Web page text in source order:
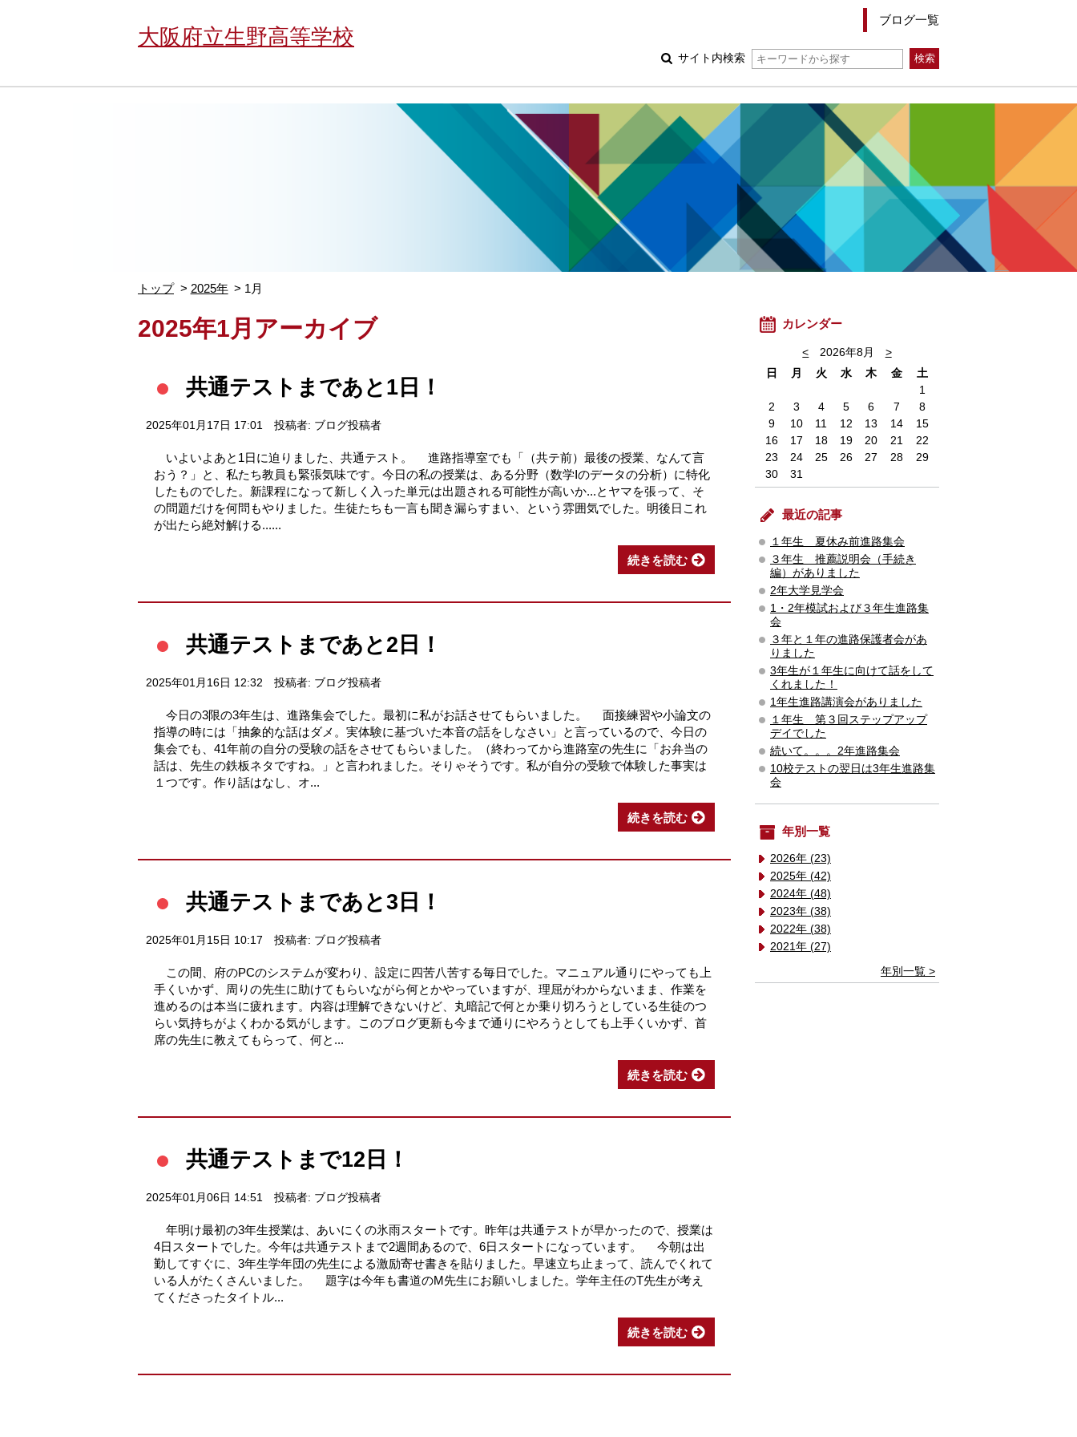
大阪府立生野高等学校
ブログ一覧
サイト内検索
トップ 2025年 1月
2025年1月アーカイブ
共通テストまであと1日！
2025年01月17日 17:01 投稿者: ブログ投稿者
いよいよあと1日に迫りました、共通テスト。 進路指導室でも「（共テ前）最後の授業、なんて言
おう？」と、私たち教員も緊張気味です。今日の私の授業は、ある分野（数学Ⅰのデータの分析）に特化
したものでした。新課程になって新しく入った単元は出題される可能性が高いか...とヤマを張って、そ
の問題だけを何問もやりました。生徒たちも一言も聞き漏らすまい、という雰囲気でした。明後日これ
が出たら絶対解ける......
続きを読む
共通テストまであと2日！
2025年01月16日 12:32 投稿者: ブログ投稿者
今日の3限の3年生は、進路集会でした。最初に私がお話させてもらいました。 面接練習や小論文の
指導の時には「抽象的な話はダメ。実体験に基づいた本音の話をしなさい」と言っているので、今日の
集会でも、41年前の自分の受験の話をさせてもらいました。（終わってから進路室の先生に「お弁当の
話は、先生の鉄板ネタですね。」と言われました。そりゃそうです。私が自分の受験で体験した事実は
１つです。作り話はなし、オ...
続きを読む
共通テストまであと3日！
2025年01月15日 10:17 投稿者: ブログ投稿者
この間、府のPCのシステムが変わり、設定に四苦八苦する毎日でした。マニュアル通りにやっても上
手くいかず、周りの先生に助けてもらいながら何とかやっていますが、理屈がわからないまま、作業を
進めるのは本当に疲れます。内容は理解できないけど、丸暗記で何とか乗り切ろうとしている生徒のつ
らい気持ちがよくわかる気がします。このブログ更新も今まで通りにやろうとしても上手くいかず、首
席の先生に教えてもらって、何と...
続きを読む
共通テストまで12日！
2025年01月06日 14:51 投稿者: ブログ投稿者
年明け最初の3年生授業は、あいにくの氷雨スタートです。昨年は共通テストが早かったので、授業は
4日スタートでした。今年は共通テストまで2週間あるので、6日スタートになっています。 今朝は出
勤してすぐに、3年生学年団の先生による激励寄せ書きを貼りました。早速立ち止まって、読んでくれて
いる人がたくさんいました。 題字は今年も書道のM先生にお願いしました。学年主任のT先生が考え
てくださったタイトル...
続きを読む
カレンダー
< 2026年8月
>
日
月 火 水 木 金
土
1
2
3 4 5 6 7
8
9
10 11 12 13 14
15
16
17 18 19 20 21
22
23
24 25 26 27 28
29
30
31
最近の記事
１年生 夏休み前進路集会
３年生 推薦説明会（手続き
編）がありました
2年大学見学会
1・2年模試および３年生進路集
会
３年と１年の進路保護者会があ
りました
3年生が１年生に向けて話をして
くれました！
1年生進路講演会がありました
１年生 第３回ステップアップ
デイでした
続いて。。。2年進路集会
10校テストの翌日は3年生進路集
会
年別一覧
2026年 (23)
2025年 (42)
2024年 (48)
2023年 (38)
2022年 (38)
2021年 (27)
年別一覧 >